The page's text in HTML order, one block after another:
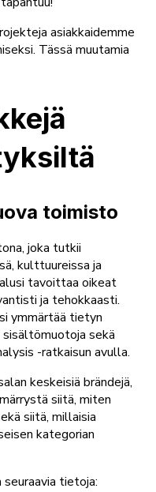
asiakkaidemme
Tässä muutamia
toimisto
joka tutkii
kulttuureissa ja
tavoittaa oikeat
ja tehokkaasti.
ymmärtää tietyn
sekä
-ratkaisun avulla.
keskeisiä brändejä,
siitä, miten
siitä, millaisia
kategorian
tietoja: